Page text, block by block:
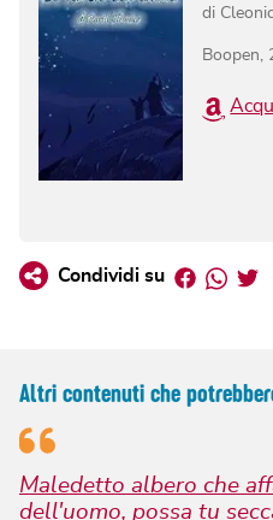
di
Boopen
Condividi su Facebook
Altri contenuti che
Maledetto albero che
dell'uomo, possa tu